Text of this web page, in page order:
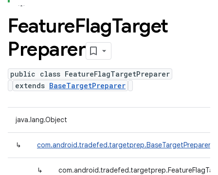
FeatureFlagTarget
Preparer
public class FeatureFlagTargetPreparer
extends BaseTargetPreparer
java.lang.Object
↳ com.android.tradefed.targetprep.BaseTargetPreparer
↳